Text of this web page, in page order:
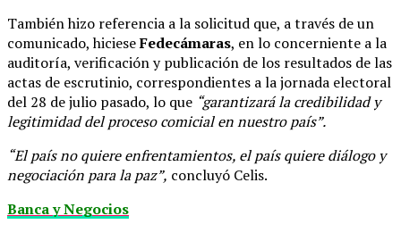
También hizo referencia a la solicitud que, a través de un
comunicado, hicieseFedecámaras, en lo concerniente a la
auditoría, verificación y publicación de los resultados de las
actas de escrutinio, correspondientes a la jornada electoral
del 28 de julio pasado, lo que “garantizará la credibilidad y
legitimidad del proceso comicial en nuestro país”.
“El país no quiere enfrentamientos, el país quiere diálogo y
negociación para la paz”, concluyó Celis.
Banca y Negocios